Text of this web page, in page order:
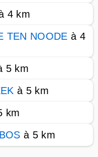
4 km
TEN NOODE à 4
5 km
à 5 km
km
à 5 km